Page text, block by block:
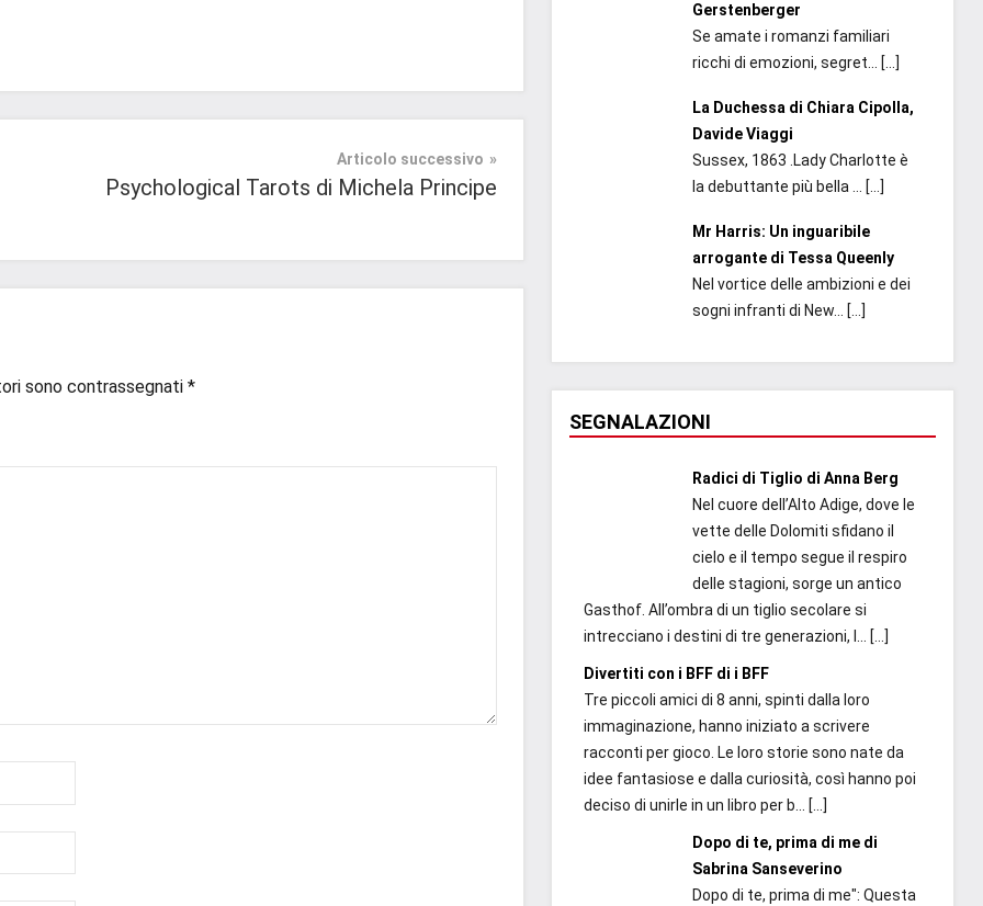
Articolo successivo
Psychological Tarots di Michela Principe
sono contrassegnati *
Gerstenberger
Se amate i romanzi familiari
ricchi di emozioni, segret...
[…]
La Duchessa di Chiara Cipolla,
Davide Viaggi
Sussex, 1863 .Lady Charlotte è
la debuttante più bella ...
[…]
Mr Harris: Un inguaribile
arrogante di Tessa Queenly
Nel vortice delle ambizioni e dei
sogni infranti di New...
[…]
SEGNALAZIONI
Radici di Tiglio di Anna Berg
Nel cuore dell’Alto Adige, dove le
vette delle Dolomiti sfidano il
cielo e il tempo segue il respiro
delle stagioni, sorge un antico
Gasthof. All’ombra di un tiglio secolare si
intrecciano i destini di tre generazioni, l... […]
Divertiti con i BFF di i BFF
Tre piccoli amici di 8 anni, spinti dalla loro
immaginazione, hanno iniziato a scrivere
racconti per gioco. Le loro storie sono nate da
idee fantasiose e dalla curiosità, così hanno poi
deciso di unirle in un libro per b... […]
Dopo di te, prima di me di
Sabrina Sanseverino
Dopo di te, prima di me": Questa